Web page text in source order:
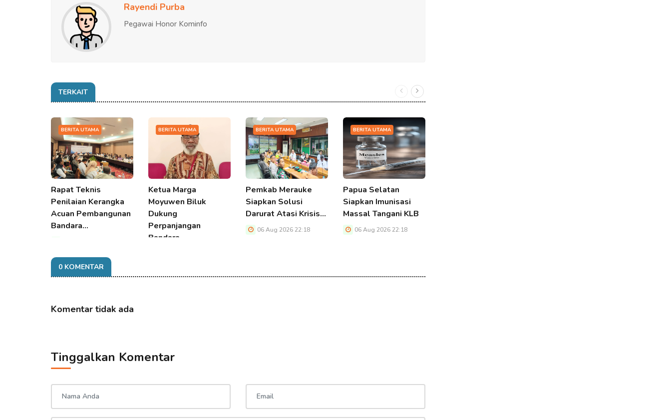
Rayendi Purba
Pegawai Honor Kominfo
TERKAIT
BERITA UTAMA
Rapat Teknis
Penilaian Kerangka
Acuan Pembangunan
Bandara…
BERITA UTAMA
Ketua Marga
Moyuwen Biluk
Dukung
Perpanjangan
Bandara…
BERITA UTAMA
Pemkab Merauke
Siapkan Solusi
Darurat Atasi Krisis…
06 Aug 2026 22:18
BERITA UTAMA
Papua Selatan
Siapkan Imunisasi
Massal Tangani KLB
06 Aug 2026 22:18
0 KOMENTAR
Komentar tidak ada
Tinggalkan Komentar